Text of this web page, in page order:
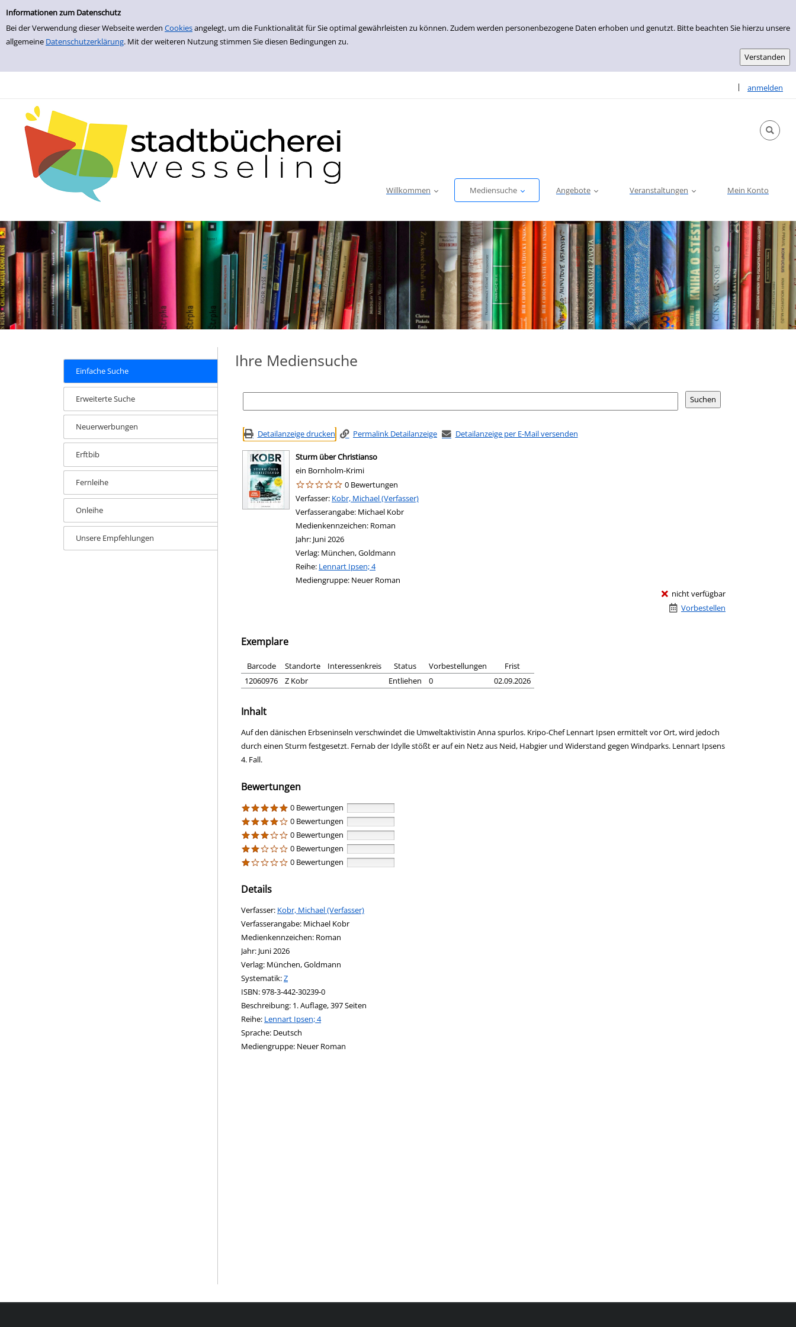
Informationen zum Datenschutz
Bei der Verwendung dieser Webseite werden Cookiesangelegt, um die Funktionalität für Sie optimal gewährleisten zu können. Zudem werden personenbezogene Daten erhoben und genutzt. Bitte beachten Sie hierzu unsere
allgemeine Datenschutzerklärung. Mit der weiteren Nutzung stimmen Sie diesen Bedingungen zu.
zur Navigation springen
zum Inhalt springen
Zur Detailanzeige springen
| anmelden
Sprache
Willkommen Mediensuche Angebote Veranstaltungen Mein Konto
Einfache Suche
Erweiterte Suche
Neuerwerbungen
Erftbib
Fernleihe
Onleihe
Unsere Empfehlungen
Ihre Mediensuche
Detailanzeige drucken Permalink Detailanzeige Detailanzeige per E-Mail versenden
Sturm über Christianso
ein Bornholm-Krimi
0 Bewertungen
Verfasser: Suche nach diesem Verfasser
Kobr, Michael (Verfasser)
Verfasserangabe: Michael Kobr
Medienkennzeichen: Roman
Jahr: Juni 2026
Verlag: München, Goldmann
Reihe: Lennart Ipsen; 4
Mediengruppe: Neuer Roman
nicht verfügbar
Vorbestellen
Exemplare
Barcode Standorte Interessenkreis Status Vorbestellungen
Frist
12060976
Z Kobr Entliehen 0 02.09.2026
Inhalt
Auf den dänischen Erbseninseln verschwindet die Umweltaktivistin Anna spurlos. Kripo-Chef Lennart Ipsen ermittelt vor Ort, wird jedoch
durch einen Sturm festgesetzt. Fernab der Idylle stößt er auf ein Netz aus Neid, Habgier und Widerstand gegen Windparks. Lennart Ipsens
4. Fall.
Bewertungen
0 Bewertungen
0 Bewertungen
0 Bewertungen
0 Bewertungen
0 Bewertungen
Details
Verfasser: Suche nach diesem Verfasser
Kobr, Michael (Verfasser)
Verfasserangabe: Michael Kobr
Medienkennzeichen: Roman
Jahr: Juni 2026
Verlag: München, Goldmann
opens in new tab
Diesen Link in neuem Tab öffnen
Systematik:Suche nach dieser Systematik
Z
Suche nach diesem Interessenskreis
ISBN:978-3-442-30239-0
Beschreibung: 1. Auflage, 397 Seiten
Reihe: Lennart Ipsen; 4
Suche nach dieser Beteiligten Person
Sprache: Deutsch
Mediengruppe: Neuer Roman